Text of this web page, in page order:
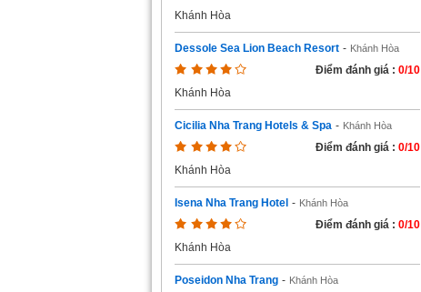
Khánh Hòa
Dessole Sea Lion Beach Resort - Khánh Hòa
Điểm đánh giá : 0/10
Khánh Hòa
Cicilia Nha Trang Hotels & Spa - Khánh Hòa
Điểm đánh giá : 0/10
Khánh Hòa
Isena Nha Trang Hotel - Khánh Hòa
Điểm đánh giá : 0/10
Khánh Hòa
Poseidon Nha Trang - Khánh Hòa